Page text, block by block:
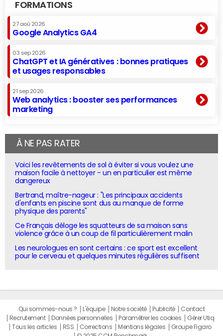
FORMATIONS
27 aoû 2026
Google Analytics GA4
03 sep 2026
ChatGPT et IA génératives : bonnes pratiques
et usages responsables
21 sep 2026
Web analytics : booster ses performances
marketing
À NE PAS RATER
Voici les revêtements de sol à éviter si vous voulez une
maison facile à nettoyer - un en particulier est même
dangereux
Bertrand, maître-nageur : "Les principaux accidents
d'enfants en piscine sont dus au manque de forme
physique des parents"
Ce Français déloge les squatteurs de sa maison sans
violence grâce à un coup de fil particulièrement malin
Les neurologues en sont certains : ce sport est excellent
pour le cerveau et quelques minutes régulières suffisent
Qui sommes-nous ? L'équipe Notre société Publicité
Contact
Recrutement
Données personnelles Paramétrer les cookies
Gérer Utiq
Tous les articles
RSS Corrections Mentions légales
Groupe Figaro